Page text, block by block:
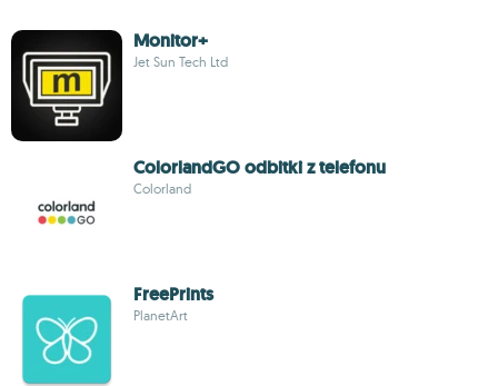
Monitor+
Jet Sun Tech Ltd
ColorlandGO odbitki z telefonu
Colorland
FreePrints
PlanetArt